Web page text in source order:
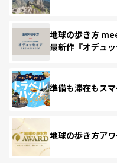
地球の歩き方
最新作『オデュッ
準備も滞在もス
地球の歩き方ア